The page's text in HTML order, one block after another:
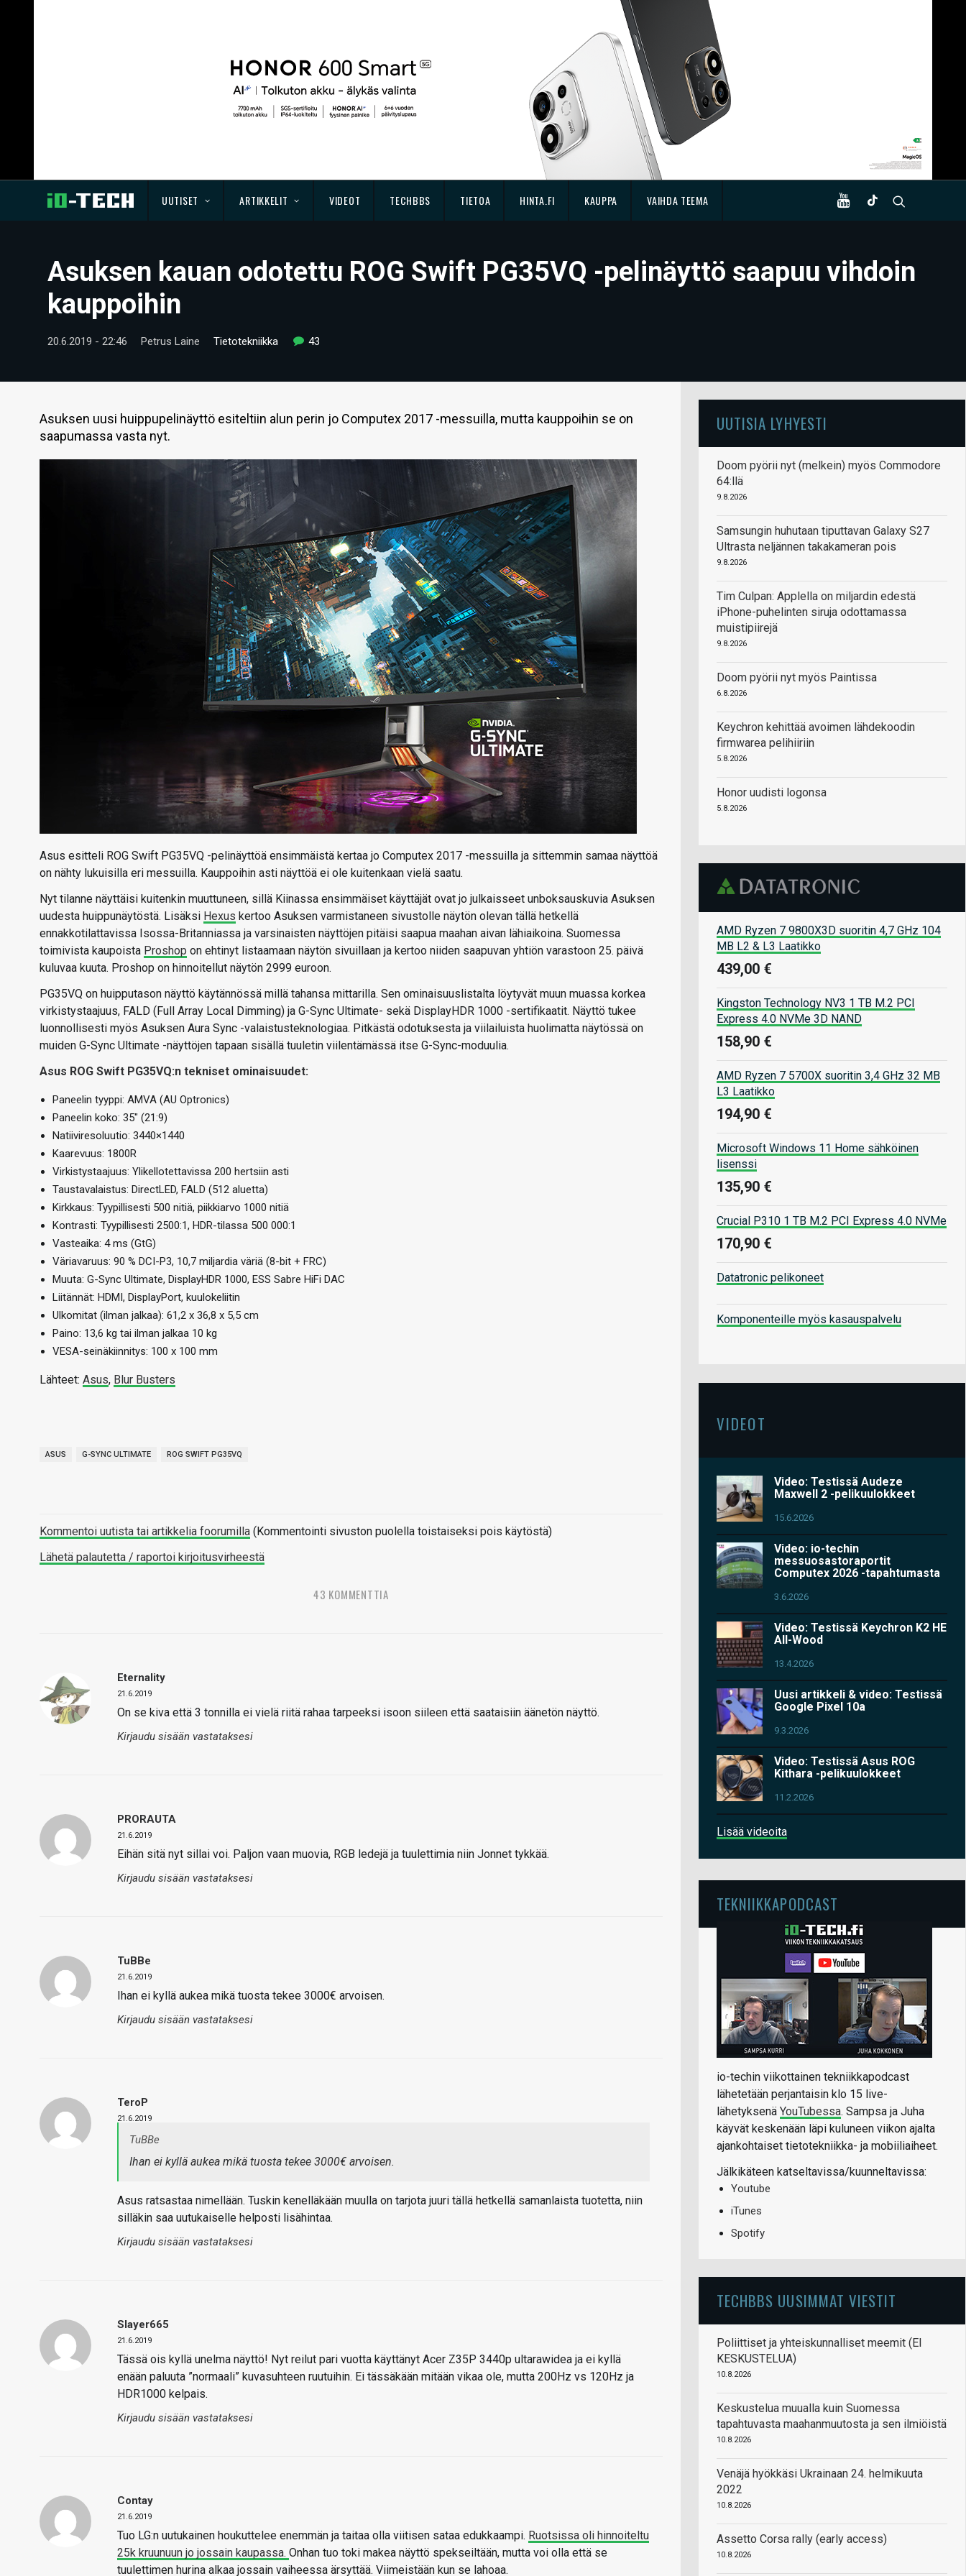
UUTISET ARTIKKELIT VIDEOT TECHBBS TIETOA HINTA.FI KAUPPA VAIHDA TEEMA
Asuksen kauan odotettu ROG Swift PG35VQ -pelinäyttö saapuu vihdoin
kauppoihin
20.6.2019 - 22:46 Petrus Laine Tietotekniikka 43
Asuksen uusi huippupelinäyttö esiteltiin alun perin jo Computex 2017 -messuilla, mutta kauppoihin se on
saapumassa vasta nyt.
Asus esitteli ROG Swift PG35VQ -pelinäyttöä ensimmäistä kertaa jo Computex 2017 -messuilla ja sittemmin samaa näyttöä
on nähty lukuisilla eri messuilla. Kauppoihin asti näyttöä ei ole kuitenkaan vielä saatu.
Nyt tilanne näyttäisi kuitenkin muuttuneen, sillä Kiinassa ensimmäiset käyttäjät ovat jo julkaisseet unboksauskuvia Asuksen
uudesta huippunäytöstä. Lisäksi Hexus kertoo Asuksen varmistaneen sivustolle näytön olevan tällä hetkellä
ennakkotilattavissa Isossa-Britanniassa ja varsinaisten näyttöjen pitäisi saapua maahan aivan lähiaikoina. Suomessa
toimivista kaupoista Proshop on ehtinyt listaamaan näytön sivuillaan ja kertoo niiden saapuvan yhtiön varastoon 25. päivä
kuluvaa kuuta. Proshop on hinnoitellut näytön 2999 euroon.
PG35VQ on huipputason näyttö käytännössä millä tahansa mittarilla. Sen ominaisuuslistalta löytyvät muun muassa korkea
virkistystaajuus, FALD (Full Array Local Dimming) ja G-Sync Ultimate- sekä DisplayHDR 1000 -sertifikaatit. Näyttö tukee
luonnollisesti myös Asuksen Aura Sync -valaistusteknologiaa. Pitkästä odotuksesta ja viilailuista huolimatta näytössä on
muiden G-Sync Ultimate -näyttöjen tapaan sisällä tuuletin viilentämässä itse G-Sync-moduulia.
Asus ROG Swift PG35VQ:n tekniset ominaisuudet:
Paneelin tyyppi: AMVA (AU Optronics)
Paneelin koko: 35″ (21:9)
Natiiviresoluutio: 3440×1440
Kaarevuus: 1800R
Virkistystaajuus: Ylikellotettavissa 200 hertsiin asti
Taustavalaistus: DirectLED, FALD (512 aluetta)
Kirkkaus: Tyypillisesti 500 nitiä, piikkiarvo 1000 nitiä
Kontrasti: Tyypillisesti 2500:1, HDR-tilassa 500 000:1
Vasteaika: 4 ms (GtG)
Väriavaruus: 90 % DCI-P3, 10,7 miljardia väriä (8-bit + FRC)
Muuta: G-Sync Ultimate, DisplayHDR 1000, ESS Sabre HiFi DAC
Liitännät: HDMI, DisplayPort, kuulokeliitin
Ulkomitat (ilman jalkaa): 61,2 x 36,8 x 5,5 cm
Paino: 13,6 kg tai ilman jalkaa 10 kg
VESA-seinäkiinnitys: 100 x 100 mm
Lähteet: Asus, Blur Busters
ASUS G-SYNC ULTIMATE ROG SWIFT PG35VQ
Kommentoi uutista tai artikkelia foorumilla (Kommentointi sivuston puolella toistaiseksi pois käytöstä)
Lähetä palautetta / raportoi kirjoitusvirheestä
43 KOMMENTTIA
Eternality
21.6.2019
On se kiva että 3 tonnilla ei vielä riitä rahaa tarpeeksi isoon siileen että saataisiin äänetön näyttö.
Kirjaudu sisään vastataksesi
PRORAUTA
21.6.2019
Eihän sitä nyt sillai voi. Paljon vaan muovia, RGB ledejä ja tuulettimia niin Jonnet tykkää.
Kirjaudu sisään vastataksesi
TuBBe
21.6.2019
Ihan ei kyllä aukea mikä tuosta tekee 3000€ arvoisen.
Kirjaudu sisään vastataksesi
TeroP
21.6.2019
TuBBe
Ihan ei kyllä aukea mikä tuosta tekee 3000€ arvoisen.
Asus ratsastaa nimellään. Tuskin kenelläkään muulla on tarjota juuri tällä hetkellä samanlaista tuotetta, niin
silläkin saa uutukaiselle helposti lisähintaa.
Kirjaudu sisään vastataksesi
Slayer665
21.6.2019
Tässä ois kyllä unelma näyttö! Nyt reilut pari vuotta käyttänyt Acer Z35P 3440p ultarawidea ja ei kyllä
enään paluuta ”normaali” kuvasuhteen ruutuihin. Ei tässäkään mitään vikaa ole, mutta 200Hz vs 120Hz ja
HDR1000 kelpais.
Kirjaudu sisään vastataksesi
Contay
21.6.2019
Tuo LG:n uutukainen houkuttelee enemmän ja taitaa olla viitisen sataa edukkaampi. Ruotsissa oli hinnoiteltu
25k kruunuun jo jossain kaupassa. Onhan tuo toki makea näyttö spekseiltään, mutta voi olla että se
tuulettimen hurina alkaa jossain vaiheessa ärsyttää. Viimeistään kun se lahoaa.
UUTISIA LYHYESTI
Doom pyörii nyt (melkein) myös Commodore
64:llä
9.8.2026
Samsungin huhutaan tiputtavan Galaxy S27
Ultrasta neljännen takakameran pois
9.8.2026
Tim Culpan: Applella on miljardin edestä
iPhone-puhelinten siruja odottamassa
muistipiirejä
9.8.2026
Doom pyörii nyt myös Paintissa
6.8.2026
Keychron kehittää avoimen lähdekoodin
firmwarea pelihiiriin
5.8.2026
Honor uudisti logonsa
5.8.2026
AMD Ryzen 7 9800X3D suoritin 4,7 GHz 104
MB L2 & L3 Laatikko
439,00 €
Kingston Technology NV3 1 TB M.2 PCI
Express 4.0 NVMe 3D NAND
158,90 €
AMD Ryzen 7 5700X suoritin 3,4 GHz 32 MB
L3 Laatikko
194,90 €
Microsoft Windows 11 Home sähköinen
lisenssi
135,90 €
Crucial P310 1 TB M.2 PCI Express 4.0 NVMe
170,90 €
Datatronic pelikoneet
Komponenteille myös kasauspalvelu
VIDEOT
Video: Testissä Audeze
Maxwell 2 -pelikuulokkeet
15.6.2026
Video: io-techin
messuosastoraportit
Computex 2026 -tapahtumasta
3.6.2026
Video: Testissä Keychron K2 HE
All-Wood
13.4.2026
Uusi artikkeli & video: Testissä
Google Pixel 10a
9.3.2026
Video: Testissä Asus ROG
Kithara -pelikuulokkeet
11.2.2026
Lisää videoita
TEKNIIKKAPODCAST
io-techin viikottainen tekniikkapodcast
lähetetään perjantaisin klo 15 live-
lähetyksenä YouTubessa. Sampsa ja Juha
käyvät keskenään läpi kuluneen viikon ajalta
ajankohtaiset tietotekniikka- ja mobiiliaiheet.
Jälkikäteen katseltavissa/kuunneltavissa:
Youtube
iTunes
Spotify
TECHBBS UUSIMMAT VIESTIT
Poliittiset ja yhteiskunnalliset meemit (EI
KESKUSTELUA)
10.8.2026
Keskustelua muualla kuin Suomessa
tapahtuvasta maahanmuutosta ja sen ilmiöistä
10.8.2026
Venäjä hyökkäsi Ukrainaan 24. helmikuuta
2022
10.8.2026
Assetto Corsa rally (early access)
10.8.2026